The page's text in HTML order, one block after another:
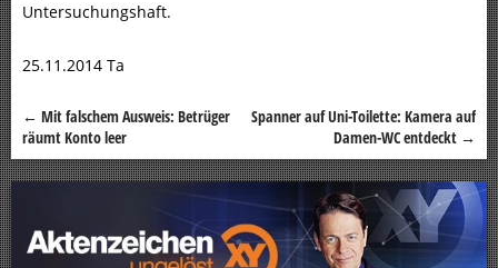
Untersuchungshaft.
25.11.2014 Ta
Beitragsnavigation
← Mit falschem Ausweis: Betrüger
räumt Konto leer
Spanner auf Uni-Toilette: Kamera auf
Damen-WC entdeckt →